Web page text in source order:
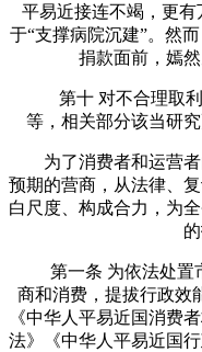
平易近接连不竭，更有
于“支撑病院沉建”。然
捐款面前，嫣
第十 对不合理取利
等，相关部分该当研
为了消费者和运营者
预期的营商，从法律、
白尺度、构成合力，为
第一条 为依法处置
商和消费，提拔行政效
《中华人平易近国消费
法》《中华人平易近国